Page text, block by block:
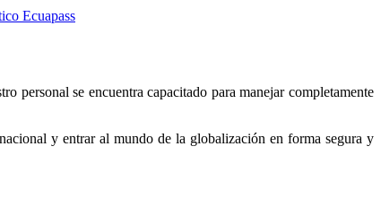
Ecuapass
personal se encuentra capacitado para manejar completamente
y entrar al mundo de la globalización en forma segura y